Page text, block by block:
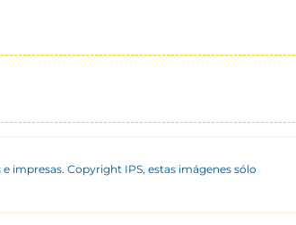
impresas. Copyright IPS, estas imágenes sólo